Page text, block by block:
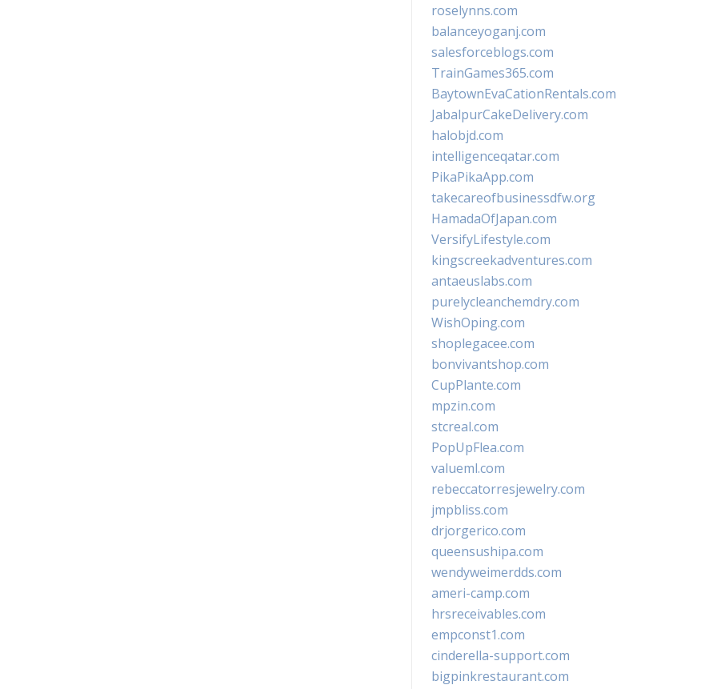
roselynns.com
balanceyoganj.com
salesforceblogs.com
TrainGames365.com
BaytownEvaCationRentals.com
JabalpurCakeDelivery.com
halobjd.com
intelligenceqatar.com
PikaPikaApp.com
takecareofbusinessdfw.org
HamadaOfJapan.com
VersifyLifestyle.com
kingscreekadventures.com
antaeuslabs.com
purelycleanchemdry.com
WishOping.com
shoplegacee.com
bonvivantshop.com
CupPlante.com
mpzin.com
stcreal.com
PopUpFlea.com
valueml.com
rebeccatorresjewelry.com
jmpbliss.com
drjorgerico.com
queensushipa.com
wendyweimerdds.com
ameri-camp.com
hrsreceivables.com
empconst1.com
cinderella-support.com
bigpinkrestaurant.com